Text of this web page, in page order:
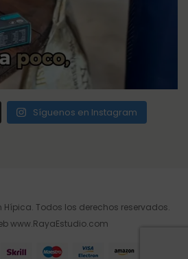
Síguenos en Instagram
Todos los derechos reservados.
www.RayaEstudio.com